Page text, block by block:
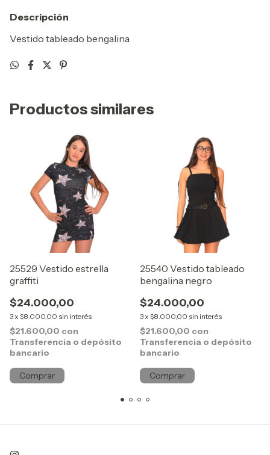
Descripción
Vestido tableado bengalina
Productos similares
25529 Vestido estrella
graffiti
$24.000,00
3x $8.000,00 sin interés
$21.600,00 con
Transferencia o depósito
bancario
Comprar
25540 Vestido tableado
bengalina negro
$24.000,00
3x $8.000,00 sin interés
$21.600,00 con
Transferencia o depósito
bancario
Comprar